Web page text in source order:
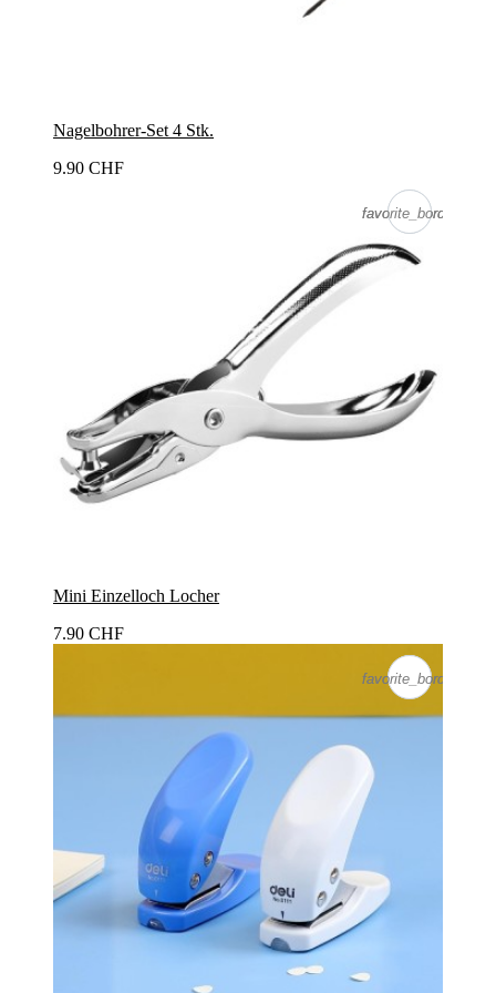
Nagelbohrer-Set 4 Stk.
9.90 CHF
favorite_border
favorite_border
Mini Einzelloch Locher
7.90 CHF
favorite_border
favorite_border